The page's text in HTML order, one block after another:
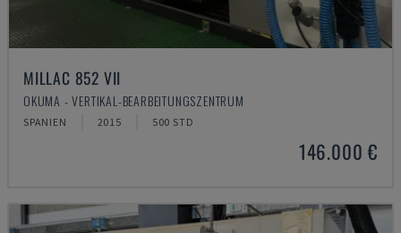
MILLAC 852 VII
OKUMA - VERTIKAL-BEARBEITUNGSZENTRUM
SPANIEN 2015 500 STD
146.000 €